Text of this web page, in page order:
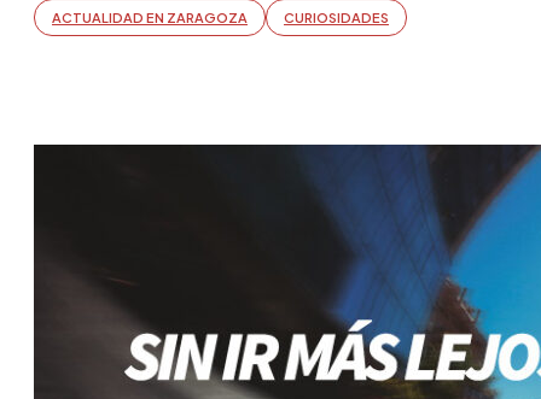
ACTUALIDAD EN ZARAGOZA CURIOSIDADES